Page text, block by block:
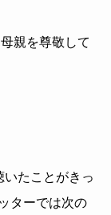
親を尊敬して
たことがきっ
ターでは次の